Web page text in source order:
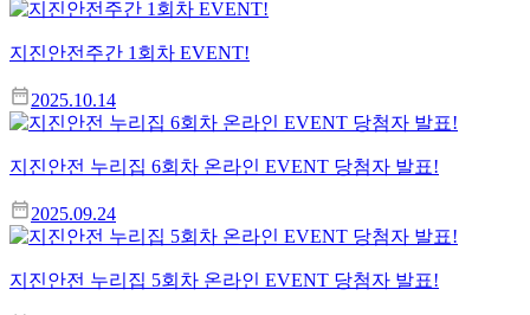
지진안전주간 1회차 EVENT!
2025.10.14
지진안전 누리집 6회차 온라인 EVENT 당첨자 발표!
2025.09.24
지진안전 누리집 5회차 온라인 EVENT 당첨자 발표!